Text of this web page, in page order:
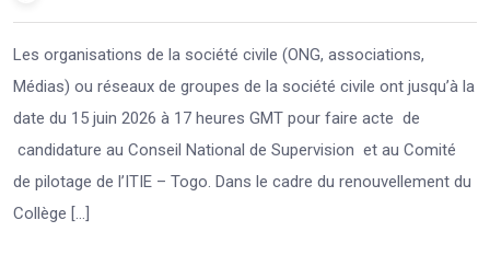
Les organisations de la société civile (ONG, associations,
Médias) ou réseaux de groupes de la société civile ont jusqu’à la
date du 15 juin 2026 à 17 heures GMT pour faire acte de
candidature au Conseil National de Supervision et au Comité
de pilotage de l’ITIE – Togo. Dans le cadre du renouvellement du
Collège […]